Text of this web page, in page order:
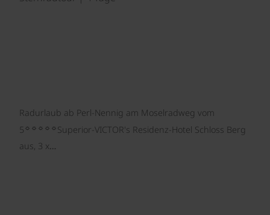
Radurlaub ab Perl-Nennig am Moselradweg vom
5☼☼☼☼☼Superior-VICTOR's Residenz-Hotel Schloss Berg
aus, 3 x…